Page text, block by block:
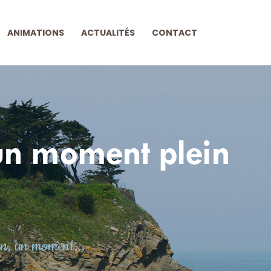
ANIMATIONS ACTUALITÉS CONTACT
moment plein
un moment...